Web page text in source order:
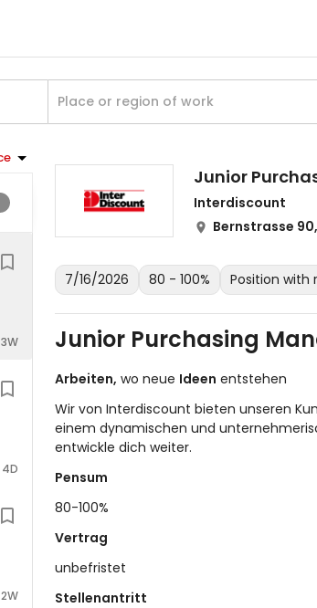
3W
4D
2W
Junior
Interdiscount
Bernstrasse
7/16/2026 80 - 100% Position with
Junior Purchasing
Arbeiten, wo neue Ideen entstehen
Wir von Interdiscount bieten unseren
einem dynamischen und
entwickle dich weiter.
Pensum
80-100%
Vertrag
unbefristet
Stellenantritt